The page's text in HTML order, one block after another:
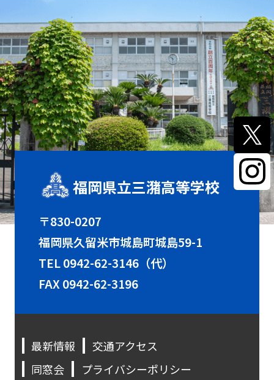
福岡県立三潴高等学校
〒830-0207
福岡県久留米市城島町城島59-1
TEL0942-62-3146（代）
FAX 0942-62-3196
最新情報
交通アクセス
同窓会
プライバシーポリシー